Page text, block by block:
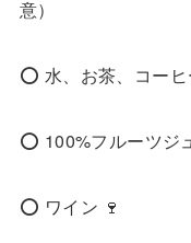
意）
⭕️ 水、お茶、コーヒ
⭕️ 100%フルーツジ
⭕️ ワイン 🍷